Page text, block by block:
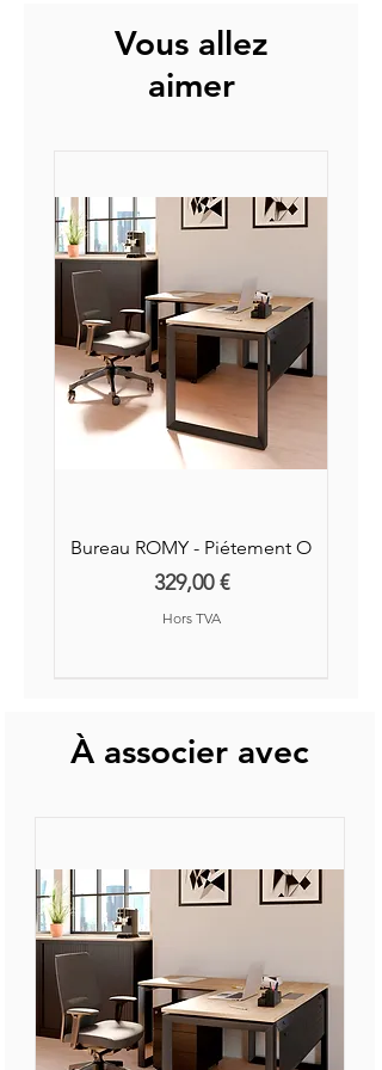
plateaux sans découpe pour Top
L'expédition consiste à l'envoi de
nos produits depuis nos
plateformes à nos transporteurs
assurant la livraison finale.
La livraison s'effectue entre 3 et 5
jours ouvrés après réception
auprès de nos partenaires.
Vous allez
aimer
Bureau ROMY - Piétement O
Prix
329,00 €
Hors TVA
À associer avec